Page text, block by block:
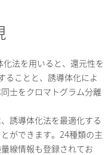
法を用いると、還元性を
ることと、誘導体化によ
士をクロマトグラム分離
誘導体化法を最適化する
ができます。24種類の主
線情報も登録されてお